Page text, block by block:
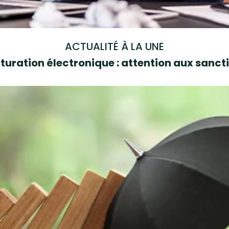
ACTUALITÉ À LA UNE
électronique : attention aux